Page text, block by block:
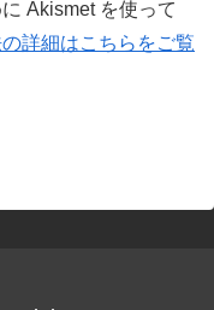
Akismet を使って
詳細はこちらをご覧